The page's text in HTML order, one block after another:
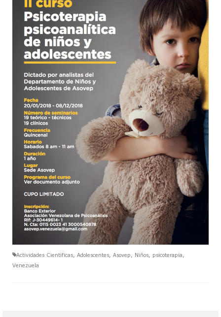
Instituto de Psicoanálisis
Admisión
Departamento de Niños y Adolescentes (DNA)
Actividades
Jornadas para Padres
Diplomado de Psicoterapia Psicoanalítica
de Niños y Adolescentes.
Jornadas de Niñas, Niños y Adolescentes
Material de Lectura
Servicio Psicoanalítico de Extensión Comunitaria
Actividades
Contacto
Reseñas Bibliograficas
Actividades Cientificas, Adolescentes, Asovep, Niños, psicoterapia,
Venezuela